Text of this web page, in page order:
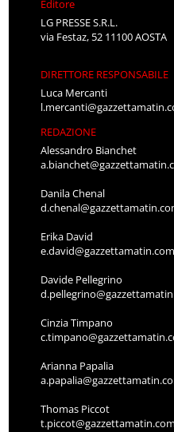
Editore
LG PRESSE S.R.L.
via Festaz, 52 11100 AOSTA
DIRETTORE RESPONSABILE
Luca Mercanti
REDAZIONE
Alessandro Bianchet
Danila Chenal
Erika David
e.david@gazzettamatin.com
Davide Pellegrino
Cinzia Timpano
Arianna Papalia
Thomas Piccot
t.piccot@gazzettamatin.com